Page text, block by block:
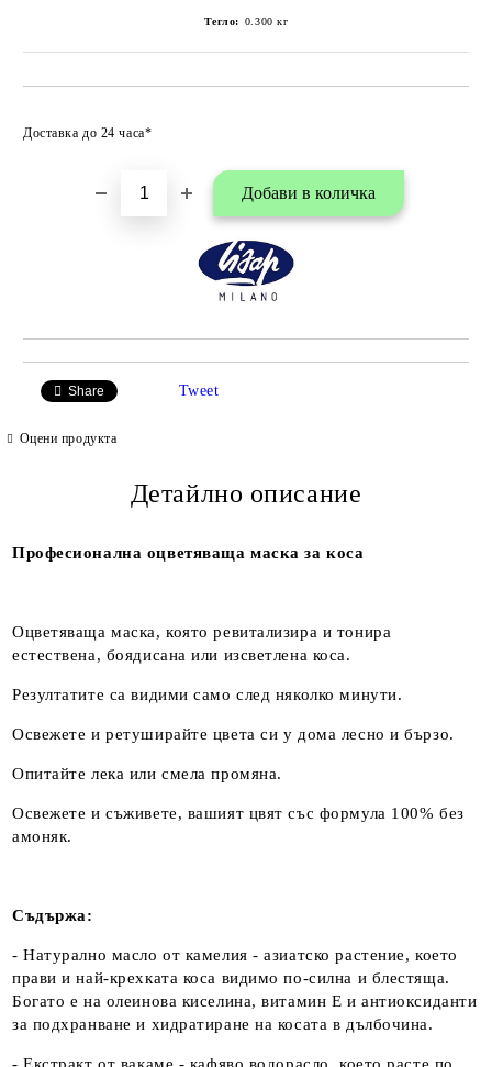
Тегло: 0.300 кг
Доставка до 24 часа*
Share Tweet
Оцени продукта
Детайлно описание
Професионална оцветяваща маска за коса
Оцветяваща маска, която ревитализира и тонира
естествена, боядисана или изсветлена коса.
Резултатите са видими само след няколко минути.
Освежете и ретуширайте цвета си у дома лесно и бързо.
Опитайте лека или смела промяна.
Освежете и съживете, вашият цвят със формула 100% без
амоняк.
Съдържа:
- Натурално масло от камелия - азиатско растение, което
прави и най-крехката коса видимо по-силна и блестяща.
Богато е на олеинова киселина, витамин Е и антиоксиданти
за подхранване и хидратиране на косата в дълбочина.